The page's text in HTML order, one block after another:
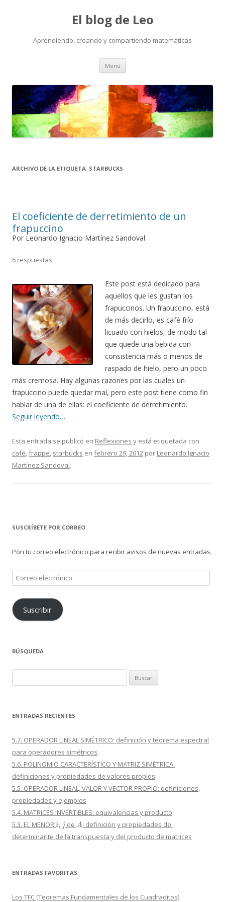
El blog de Leo
Aprendiendo, creando y compartiendo matemáticas
Menú Saltar
contenido
ARCHIVO DE LA ETIQUETA: STARBUCKS
El coeficiente de derretimiento de un
frapuccino
Por Leonardo Ignacio Martínez Sandoval
6 respuestas
Este post está dedicado para
aquellos que les gustan los
frapuccinos. Un frapuccino, está
de más decirlo, es café frío
licuado con hielos, de modo tal
que quede una bebida con
consistencia más o menos de
raspado de hielo, pero un poco
más cremosa. Hay algunas razones por las cuales un
frapuccino puede quedar mal, pero este post tiene como fin
hablar de una de ellas: el coeficiente de derretimiento.
Seguir leyendo…
Esta entrada se publicó en Reflexiones y está etiquetada con
café,frappe, starbucks en febrero 29, 2012 por Leonardo Ignacio
Martínez Sandoval.
SUSCRÍBETE POR CORREO
Pon tu correo electrónico para recibir avisos de nuevas entradas.
Correo
electrónico
Suscribir
BÚSQUEDA
ENTRADAS RECIENTES
5.7. OPERADOR LINEAL SIMÉTRICO: definición y teorema espectral
para operadores simétricos
5.6. POLINOMIO CARACTERÍSTICO Y MATRIZ SIMÉTRICA:
definiciones y propiedades de valores propios
5.5. OPERADOR LINEAL, VALOR Y VECTOR PROPIO: definiciones,
propiedades y ejemplos
5.4. MATRICES INVERTIBLES: equivalencias y producto
5.3. EL MENORi,j de A: definición y propiedades del
determinante de la transpuesta y del producto de matrices
ENTRADAS FAVORITAS
Los TFC (Teoremas Fundamentales de los Cuadraditos)